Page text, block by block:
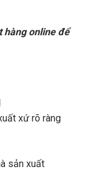
hàng online để
xứ rõ ràng
sản xuất